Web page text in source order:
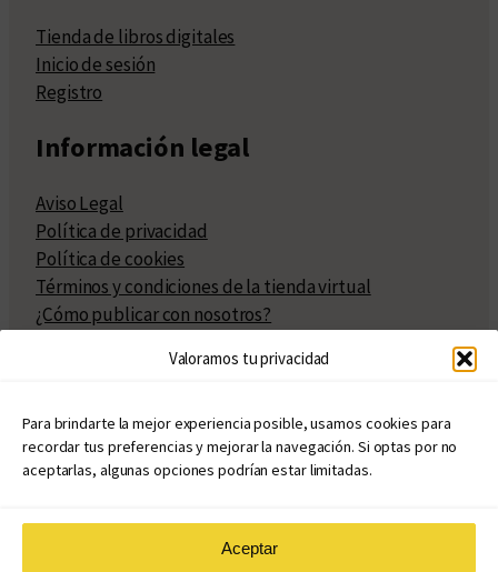
Valoramos tu privacidad
Para brindarte la mejor experiencia posible, usamos cookies para
recordar tus preferencias y mejorar la navegación. Si optas por no
aceptarlas, algunas opciones podrían estar limitadas.
Aceptar
Tienda de libros digitales
Inicio de sesión
Registro
Información legal
Aviso Legal
Política de privacidad
Política de cookies
Términos y condiciones de la tienda virtual
¿Cómo publicar con nosotros?
Políticas de publicación
Políticas de coedición
Atribuciones